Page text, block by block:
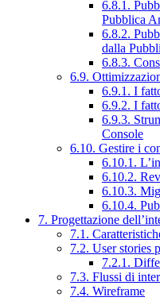
6.8.1.
Pubblica
6.8.2.
dalla
6.8.3.
6.9.
6.9.1. I
6.9.2. I
6.9.3.
Console
6.10. Gestire i
6.10.1.
6.10.2.
6.10.3.
6.10.4.
7. Progettazione
7.1.
7.2. User stories
7.2.1.
7.3. Flussi di
7.4. Wireframe